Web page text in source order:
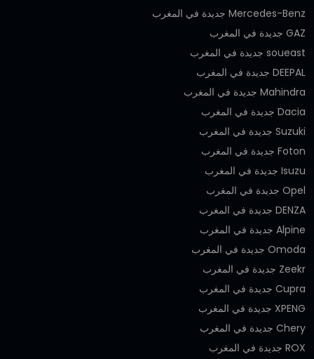
Mercedes-Benz جديدة في المغرب
GAZ جديدة في المغرب
soueast جديدة في المغرب
DEEPAL جديدة في المغرب
Mahindra جديدة في المغرب
Dacia جديدة في المغرب
Suzuki جديدة في المغرب
Foton جديدة في المغرب
Isuzu جديدة في المغرب
Opel جديدة في المغرب
DENZA جديدة في المغرب
Alpine جديدة في المغرب
Omoda جديدة في المغرب
Zeekr جديدة في المغرب
Cupra جديدة في المغرب
XPENG جديدة في المغرب
Chery جديدة في المغرب
ROX جديدة في المغرب